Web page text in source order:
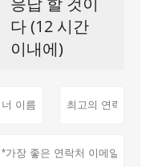
다 (12 시간
이내에)